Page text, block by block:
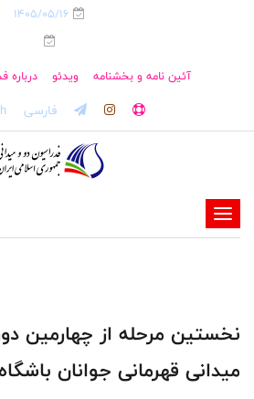
1405/05/16
آئین نامه و بخشنامه ویدئو درباره
فارسی
-
-
-
-
نخستین مرحله از چهارمین
میدانی قهرمانی جوانان